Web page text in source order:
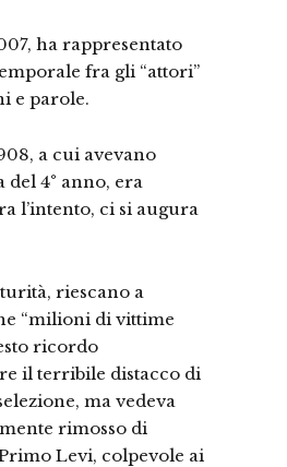
ha rappresentato
fra gli “attori”
e parole.
a cui avevano
del 4° anno, era
l’intento, ci si augura
riescano a
“milioni di vittime
ricordo
il terribile distacco di
ma vedeva
rimosso di
Levi, colpevole ai